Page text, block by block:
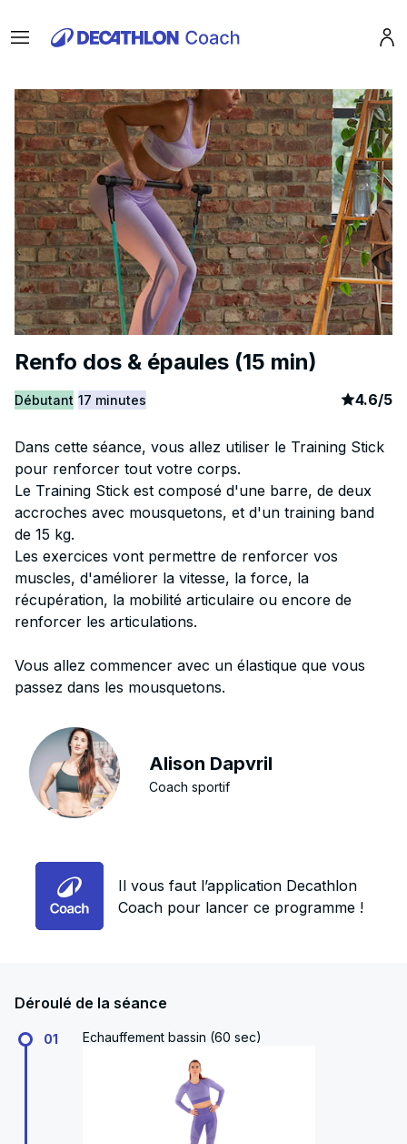
Menu
Renfo dos & épaules (15 min)
Débutant 17 minutes article
4.6/5
Dans cette séance, vous allez utiliser le Training Stick
pour renforcer tout votre corps.
Le Training Stick est composé d'une barre, de deux
accroches avec mousquetons, et d'un training band
de 15 kg.
Les exercices vont permettre de renforcer vos
muscles, d'améliorer la vitesse, la force, la
récupération, la mobilité articulaire ou encore de
renforcer les articulations.
Vous allez commencer avec un élastique que vous
passez dans les mousquetons.
Alison Dapvril
Coach sportif
Il vous faut l’application Decathlon
Coach pour lancer ce programme !
Déroulé de la séance
01 Echauffement bassin (60 sec)